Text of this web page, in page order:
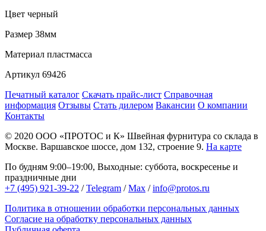
Цвет черный
Размер 38мм
Материал пластмасса
Артикул 69426
Печатный каталог Скачать прайс-лист Справочная
информация Отзывы Стать дилером Вакансии О компании
Контакты
© 2020 ООО «ПРОТОС и К» Швейная фурнитура со склада в
Москве. Варшавское шоссе, дом 132, строение 9. На карте
По будням 9:00–19:00, Выходные: суббота, воскресенье и
праздничные дни
+7 (495) 921-39-22 /Telegram /Max /info@protos.ru
Политика в отношении обработки персональных данных
Согласие на обработку персональных данных